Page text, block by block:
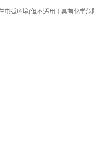
弧环境(但不适用于具有化学